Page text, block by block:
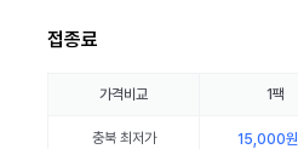
접종료
가격비교 1팩
충북최저가 15,000원